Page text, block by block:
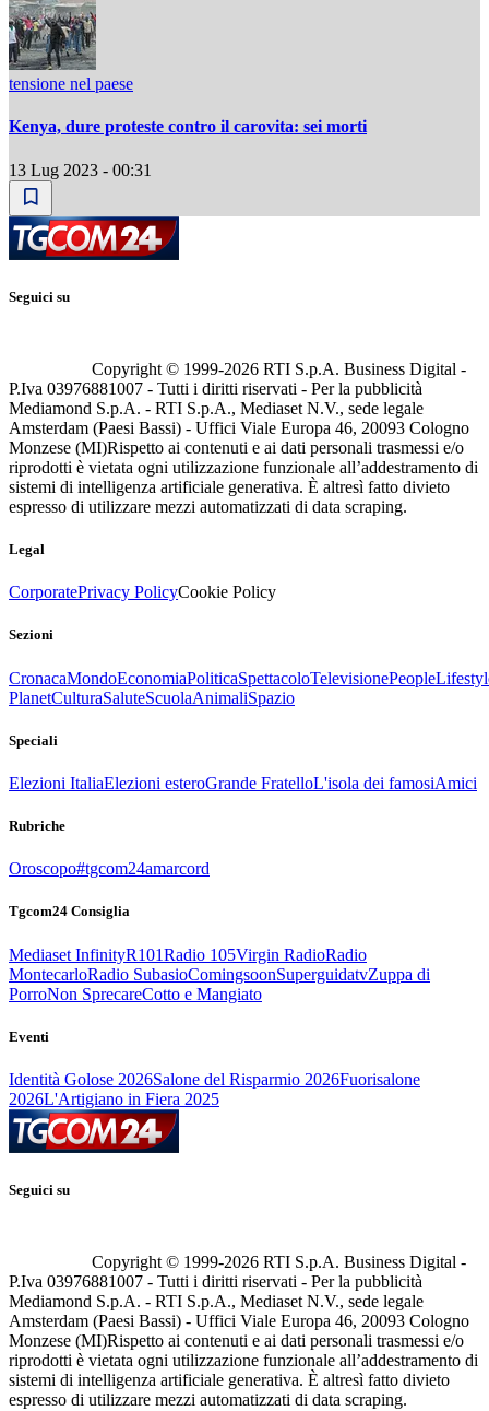
tensione nel paese
Kenya, dure proteste contro il carovita: sei morti
13 Lug 2023 - 00:31
Seguici su
Copyright © 1999-2026 RTI S.p.A. Business Digital -
P.Iva 03976881007 - Tutti i diritti riservati - Per la pubblicità
Mediamond S.p.A. - RTI S.p.A., Mediaset N.V., sede legale
Amsterdam (Paesi Bassi) - Uffici Viale Europa 46, 20093 Cologno
Monzese (MI)Rispetto ai contenuti e ai dati personali trasmessi e/o
riprodotti è vietata ogni utilizzazione funzionale all’addestramento di
sistemi di intelligenza artificiale generativa. È altresì fatto divieto
espresso di utilizzare mezzi automatizzati di data scraping.
Legal
CorporatePrivacy PolicyCookie Policy
Sezioni
CronacaMondoEconomiaPoliticaSpettacoloTelevisionePeople
PlanetCulturaSaluteScuolaAnimaliSpazio
Speciali
Elezioni ItaliaElezioni esteroGrande FratelloL'isola dei famosiAmici
Rubriche
Oroscopo#tgcom24amarcord
Tgcom24 Consiglia
Mediaset InfinityR101Radio 105Virgin RadioRadio
MontecarloRadio SubasioComingsoonSuperguidatvZuppa di
PorroNon SprecareCotto e Mangiato
Eventi
Identità Golose 2026Salone del Risparmio 2026Fuorisalone
2026L'Artigiano in Fiera 2025
Seguici su
Copyright © 1999-2026 RTI S.p.A. Business Digital -
P.Iva 03976881007 - Tutti i diritti riservati - Per la pubblicità
Mediamond S.p.A. - RTI S.p.A., Mediaset N.V., sede legale
Amsterdam (Paesi Bassi) - Uffici Viale Europa 46, 20093 Cologno
Monzese (MI)Rispetto ai contenuti e ai dati personali trasmessi e/o
riprodotti è vietata ogni utilizzazione funzionale all’addestramento di
sistemi di intelligenza artificiale generativa. È altresì fatto divieto
espresso di utilizzare mezzi automatizzati di data scraping.